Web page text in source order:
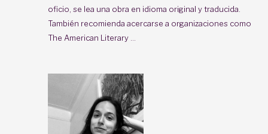
oficio, se lea una obra en idioma original y traducida.
También recomienda acercarse a organizaciones como
The American Literary ...